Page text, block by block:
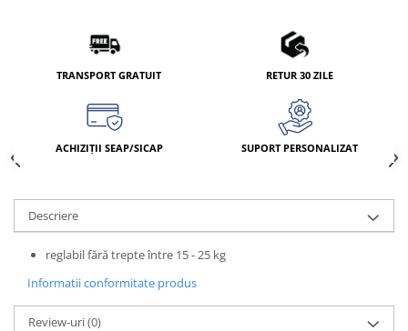
TRANSPORT GRATUIT RETUR 30 ZILE
ACHIZIȚII SEAP/SICAP SUPORT PERSONALIZAT
Descriere
reglabil fără trepte între 15 - 25 kg
Informatii conformitate produs
Review-uri(0)